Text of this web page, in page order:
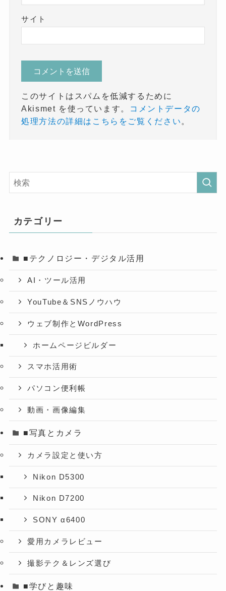
サイト
このサイトはスパムを低減するために
Akismet を使っています。
コメントデータの
処理方法の詳細はこちらをご覧ください 。
カテゴリー
■テクノロジー・デジタル活用
AI・ツール活用
YouTube＆SNSノウハウ
ウェブ制作とWordPress
ホームページビルダー
スマホ活用術
パソコン便利帳
動画・画像編集
■写真とカメラ
カメラ設定と使い方
Nikon D5300
Nikon D7200
SONY α6400
愛用カメラレビュー
撮影テク＆レンズ選び
■学びと趣味